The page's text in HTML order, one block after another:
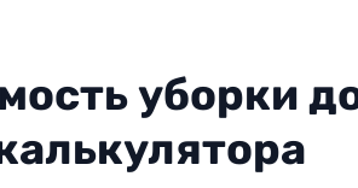
250 руб/м²
уборки